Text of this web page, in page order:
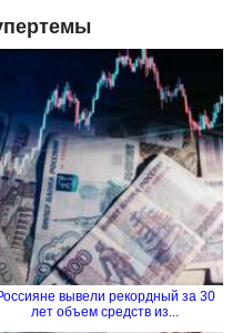
вывели рекордный за 30
лет объем средств из...